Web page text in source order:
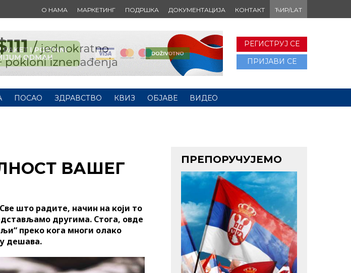
О НАМА МАРКЕТИНГ ПОДРШКА ДОКУМЕНТАЦИЈА КОНТАКТ ЋИР/LAT
РЕГИСТРУЈ СЕ
ПРИЈАВИ СЕ
ПОСАО ЗДРАВСТВО КВИЗ ОБЈАВЕ ВИДЕО
ВАШЕГ
што радите, начин на који то
другима. Стога, овде
преко кога многи олако
дешава.
ПРЕПОРУЧУЈЕМО